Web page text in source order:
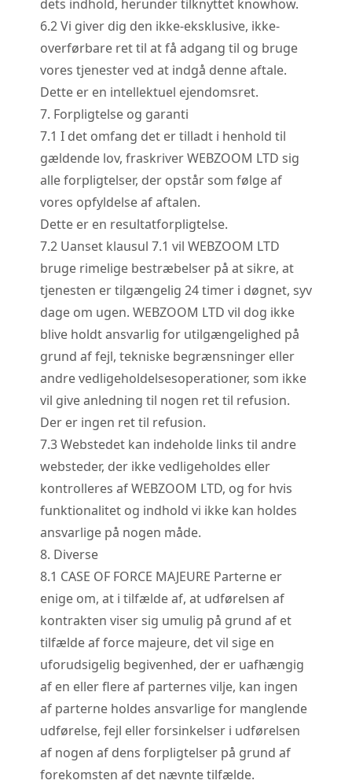
dets indhold, herunder tilknyttet knowhow.
6.2Vi giver dig den ikke-eksklusive, ikke-
overførbare ret til at få adgang til og bruge
vores tjenester ved at indgå denne aftale.
Dette er en intellektuel ejendomsret.
7. Forpligtelse og garanti
7.1 I det omfang det er tilladt i henhold til
gældende lov, fraskriver WEBZOOM LTD sig
alle forpligtelser, der opstår som følge af
vores opfyldelse af aftalen.
Dette er en resultatforpligtelse.
7.2Uanset klausul 7.1 vil WEBZOOM LTD
bruge rimelige bestræbelser på at sikre, at
tjenesten er tilgængelig 24 timer i døgnet, syv
dage om ugen. WEBZOOM LTD vil dog ikke
blive holdt ansvarlig for utilgængelighed på
grund af fejl, tekniske begrænsninger eller
andre vedligeholdelsesoperationer, som ikke
vil give anledning til nogen ret til refusion.
Der er ingen ret til refusion.
7.3Webstedet kan indeholde links til andre
websteder, der ikke vedligeholdes eller
kontrolleres af WEBZOOM LTD, og for hvis
funktionalitet og indhold vi ikke kan holdes
ansvarlige på nogen måde.
8. Diverse
8.1 CASE OF FORCE MAJEURE Parterne er
enige om, at i tilfælde af, at udførelsen af
kontrakten viser sig umulig på grund af et
tilfælde af force majeure, det vil sige en
uforudsigelig begivenhed, der er uafhængig
af en eller flere af parternes vilje, kan ingen
af parterne holdes ansvarlige for manglende
udførelse, fejl eller forsinkelser i udførelsen
af nogen af dens forpligtelser på grund af
forekomsten af det nævnte tilfælde.